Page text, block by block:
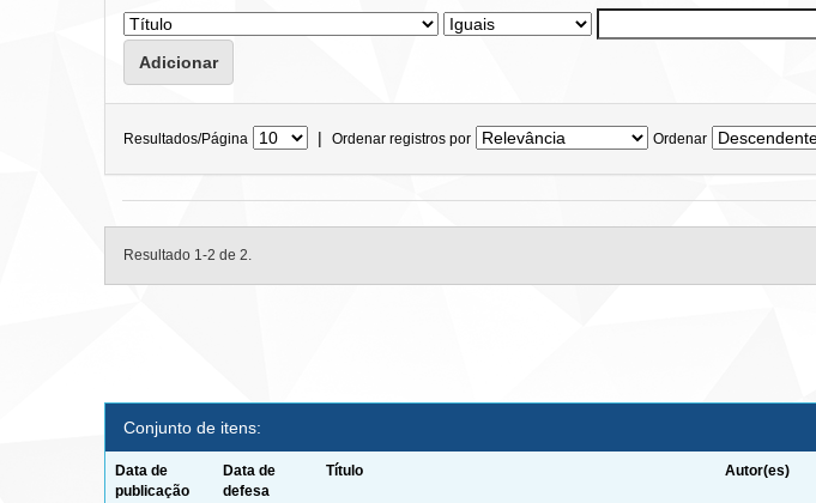
Resultados/Página | Ordenar registros por Ordenar
Resultado 1-2 de 2.
Conjunto de itens:
Data de
publicação
Data de
defesa
Título Autor(es)